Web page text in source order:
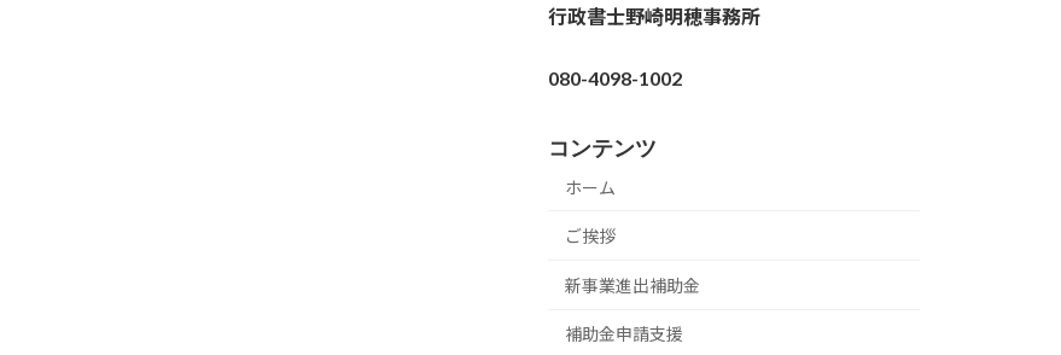
行政書士野崎明穂事務所
080-4098-1002
コンテンツ
ホーム
ご挨拶
新事業進出補助金
補助金申請支援